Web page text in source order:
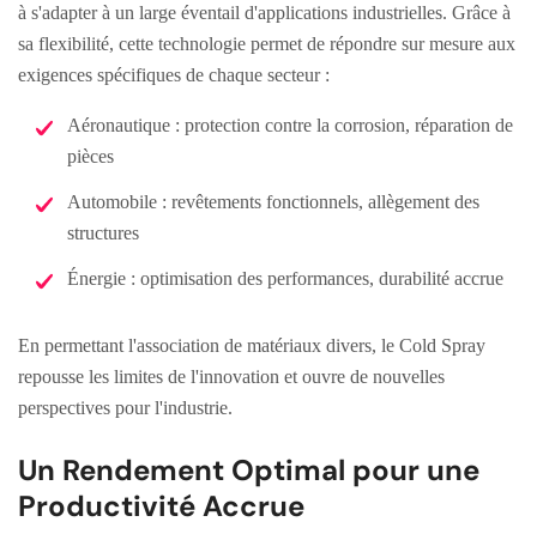
à s'adapter à un large éventail d'applications industrielles. Grâce à
sa flexibilité, cette technologie permet de répondre sur mesure aux
exigences spécifiques de chaque secteur :
Aéronautique : protection contre la corrosion, réparation de
pièces
Automobile : revêtements fonctionnels, allègement des
structures
Énergie : optimisation des performances, durabilité accrue
En permettant l'association de matériaux divers, le Cold Spray
repousse les limites de l'innovation et ouvre de nouvelles
perspectives pour l'industrie.
Un Rendement Optimal pour une
Productivité Accrue